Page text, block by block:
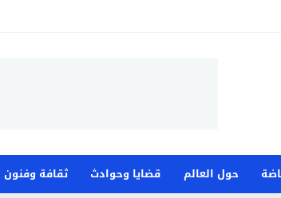
حول العالم قضايا وحوادث ثقافة وفنون